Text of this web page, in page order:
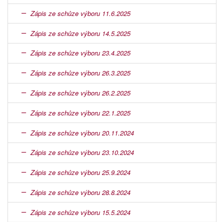
Zápis ze schůze výboru 11.6.2025
Zápis ze schůze výboru 14.5.2025
Zápis ze schůze výboru 23.4.2025
Zápis ze schůze výboru 26.3.2025
Zápis ze schůze výboru 26.2.2025
Zápis ze schůze výboru 22.1.2025
Zápis ze schůze výboru 20.11.2024
Zápis ze schůze výboru 23.10.2024
Zápis ze schůze výboru 25.9.2024
Zápis ze schůze výboru 28.8.2024
Zápis ze schůze výboru 15.5.2024